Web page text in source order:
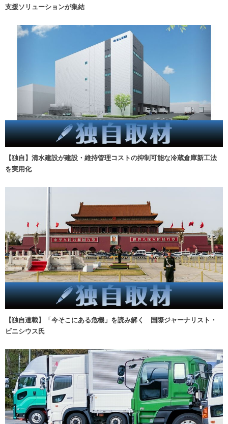
支援ソリューションが集結
【独自】清水建設が建設・維持管理コストの抑制可能な冷蔵倉庫新工法
を実用化
【独自連載】「今そこにある危機」を読み解く 国際ジャーナリスト・
ビニシウス氏